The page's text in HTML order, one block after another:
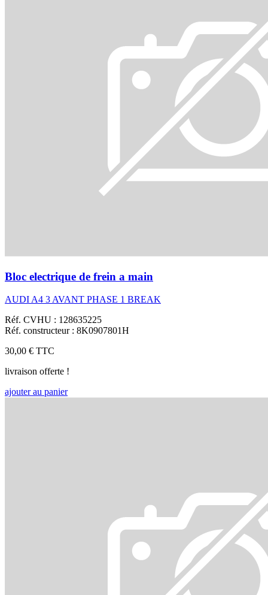
Bloc electrique de frein a main
AUDI A4 3 AVANT PHASE 1 BREAK
Réf. CVHU : 128635225
Réf. constructeur : 8K0907801H
30,00 € TTC
livraison offerte !
ajouter au panier